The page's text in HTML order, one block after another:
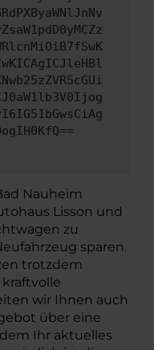
Nauheim
Lisson und
zu
sparen
trotzdem
wir Ihnen auch
über eine
Ihr aktuelles